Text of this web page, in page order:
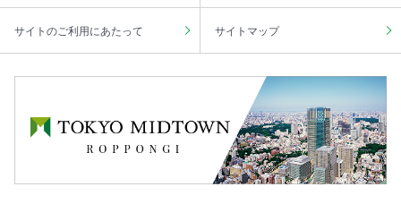
サイトのご利用にあたって サイトマップ